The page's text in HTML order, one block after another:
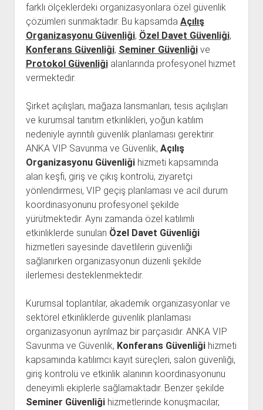
farklı ölçeklerdeki organizasyonlara özel güvenlik
çözümleri sunmaktadır. Bu kapsamda Açılış
Organizasyonu Güvenliği, Özel Davet Güvenliği,
Konferans Güvenliği, Seminer Güvenliğive
Protokol Güvenliğialanlarında profesyonel hizmet
vermektedir.
Şirket açılışları, mağaza lansmanları, tesis açılışları
ve kurumsal tanıtım etkinlikleri, yoğun katılım
nedeniyle ayrıntılı güvenlik planlaması gerektirir.
ANKA VIP Savunma ve Güvenlik, Açılış
Organizasyonu Güvenliğihizmeti kapsamında
alan keşfi, giriş ve çıkış kontrolü, ziyaretçi
yönlendirmesi, VIP geçiş planlaması ve acil durum
koordinasyonunu profesyonel şekilde
yürütmektedir. Aynı zamanda özel katılımlı
etkinliklerde sunulan Özel Davet Güvenliği
hizmetleri sayesinde davetlilerin güvenliği
sağlanırken organizasyonun düzenli şekilde
ilerlemesi desteklenmektedir.
Kurumsal toplantılar, akademik organizasyonlar ve
sektörel etkinliklerde güvenlik planlaması
organizasyonun ayrılmaz bir parçasıdır. ANKA VIP
Savunma ve Güvenlik, Konferans Güvenliğihizmeti
kapsamında katılımcı kayıt süreçleri, salon güvenliği,
giriş kontrolü ve etkinlik alanının koordinasyonunu
deneyimli ekiplerle sağlamaktadır. Benzer şekilde
Seminer Güvenliğihizmetlerinde konuşmacılar,